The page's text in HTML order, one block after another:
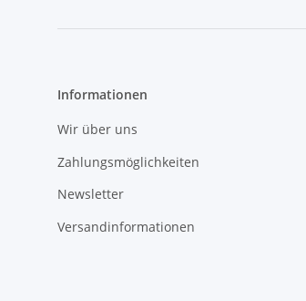
Informationen
Wir über uns
Zahlungsmöglichkeiten
Newsletter
Versandinformationen